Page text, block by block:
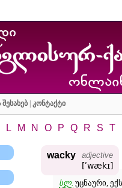
| კონტაქტი
L M N O P Q R S T
wacky adjective
[ʹwækɪ]
სლ. უცნაური,